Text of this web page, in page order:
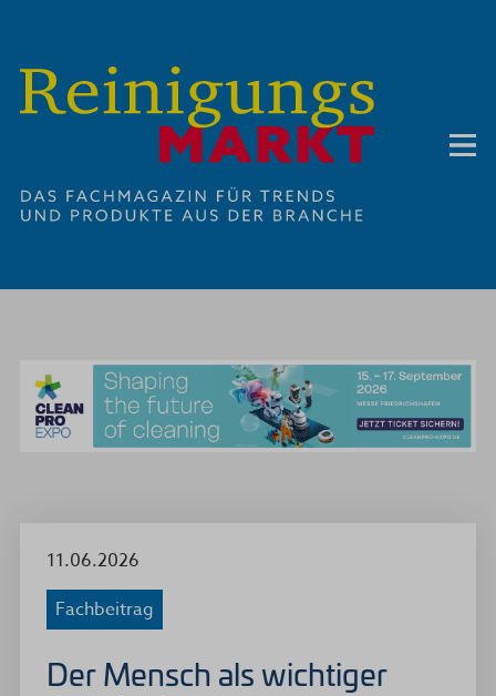
11.06.2026
Fachbeitrag
Der Mensch als wichtiger